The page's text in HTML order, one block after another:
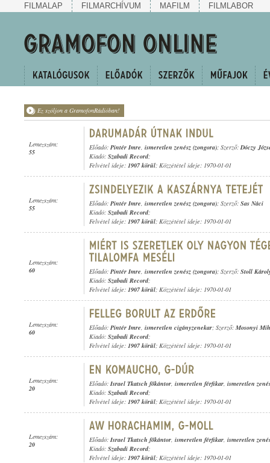
FILMALAP FILMARCHÍVUM MAFILM FILMLABOR
Ez szóljon a GramofonRádióban!
Lemezszám:
55
Előadó: Pintér Imre, ismeretlen zenész (zongora); Szerző:Dóczy
Kiadó: Szabadi Record;
Felvétel ideje: 1907 körül; Közzététel ideje: 1970-01-01
Lemezszám:
55
Előadó: Pintér Imre, ismeretlen zenész (zongora); Szerző: Sas Náci
Kiadó: Szabadi Record;
Felvétel ideje: 1907 körül; Közzététel ideje: 1970-01-01
Lemezszám:
60
Előadó: Pintér Imre, ismeretlen zenész (zongora); Szerző: Stoll
Kiadó: Szabadi Record;
Felvétel ideje: 1907 körül; Közzététel ideje: 1970-01-01
Lemezszám:
60
Előadó: Pintér Imre, ismeretlen cigányzenekar; Szerző: Mosonyi
Kiadó: Szabadi Record;
Felvétel ideje: 1907 körül; Közzététel ideje: 1970-01-01
Lemezszám:
20
Előadó: Israel Tkatsch főkántor, ismeretlen férfikar, ismeretlen
Kiadó: Szabadi Record;
Felvétel ideje: 1907 körül; Közzététel ideje: 1970-01-01
Lemezszám:
20
Előadó: Israel Tkatsch főkántor, ismeretlen férfikar, ismeretlen
Kiadó: Szabadi Record;
Felvétel ideje: 1907 körül; Közzététel ideje: 1970-01-01